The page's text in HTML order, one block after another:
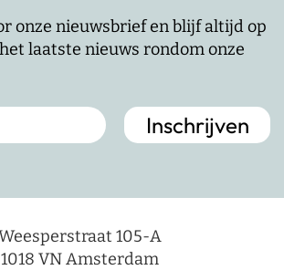
onze nieuwsbrief en blijf altijd op
laatste nieuws rondom onze
105-A
1018 VN Amsterdam